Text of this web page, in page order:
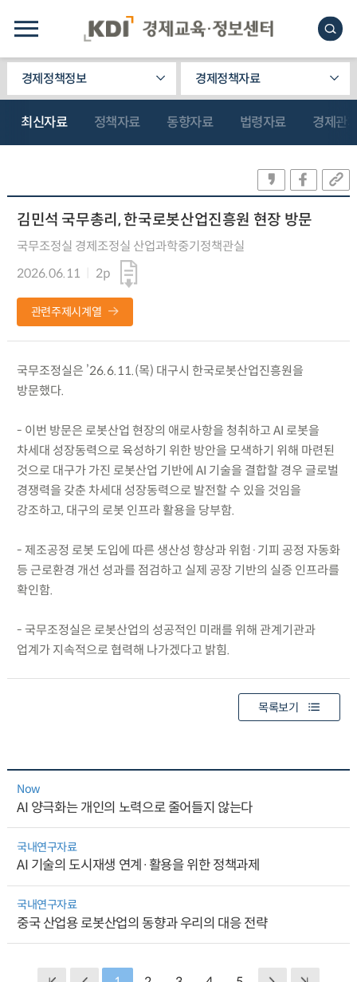
경제정책정보 경제정책자료
최신자료 정책자료 동향자료 법령자료 경제관
김민석 국무총리, 한국로봇산업진흥원 현장 방문
국무조정실 경제조정실 산업과학중기정책관실
2026.06.11
2p
관련주제시계열
국무조정실은 ’26.6.11.(목) 대구시 한국로봇산업진흥원을
방문했다.
- 이번 방문은 로봇산업 현장의 애로사항을 청취하고 AI 로봇을
차세대 성장동력으로 육성하기 위한 방안을 모색하기 위해 마련된
것으로 대구가 가진 로봇산업 기반에 AI 기술을 결합할 경우 글로벌
경쟁력을 갖춘 차세대 성장동력으로 발전할 수 있을 것임을
강조하고, 대구의 로봇 인프라 활용을 당부함.
- 제조공정 로봇 도입에 따른 생산성 향상과 위험·기피 공정 자동화
등 근로환경 개선 성과를 점검하고 실제 공장 기반의 실증 인프라를
확인함.
- 국무조정실은 로봇산업의 성공적인 미래를 위해 관계기관과
업계가 지속적으로 협력해 나가겠다고 밝힘.
목록보기
Now
AI 양극화는 개인의 노력으로 줄어들지 않는다
국내연구자료
AI 기술의 도시재생 연계·활용을 위한 정책과제
국내연구자료
중국 산업용 로봇산업의 동향과 우리의 대응 전략